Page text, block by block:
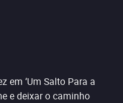
em ‘Um Salto Para a
e deixar o caminho